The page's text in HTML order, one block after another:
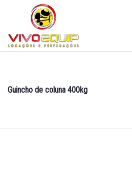
Guincho de coluna 400kg